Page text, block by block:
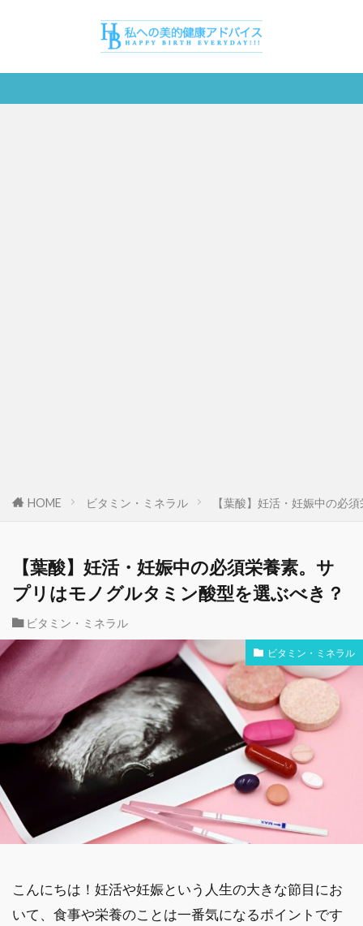
HOME ビタミン・ミネラル 【葉酸】妊活・妊娠中の必
【葉酸】妊活・妊娠中の必須栄養素。サ
プリはモノグルタミン酸型を選ぶべき？
ビタミン・ミネラル
ビタミン・ミネラル
こんにちは！妊活や妊娠という人生の大きな節目にお
いて、食事や栄養のことは一番気になるポイントです